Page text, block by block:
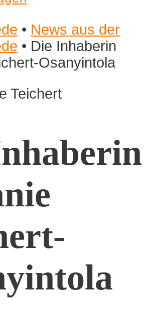
• News aus der
• Die Inhaberin
Osanyintola